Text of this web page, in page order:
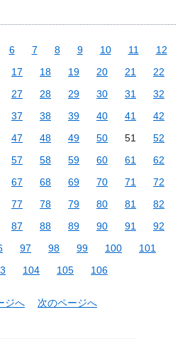
6 7 8 9 10 11
12
17 18 19 20 21
22
27 28 29 30 31
32
37 38 39 40 41
42
47 48 49 50 51
52
57 58 59 60 61
62
67 68 69 70 71
72
77 78 79 80 81
82
87 88 89 90 91
92
97 98 99 100
101
104 105 106
ジへ 次のページへ